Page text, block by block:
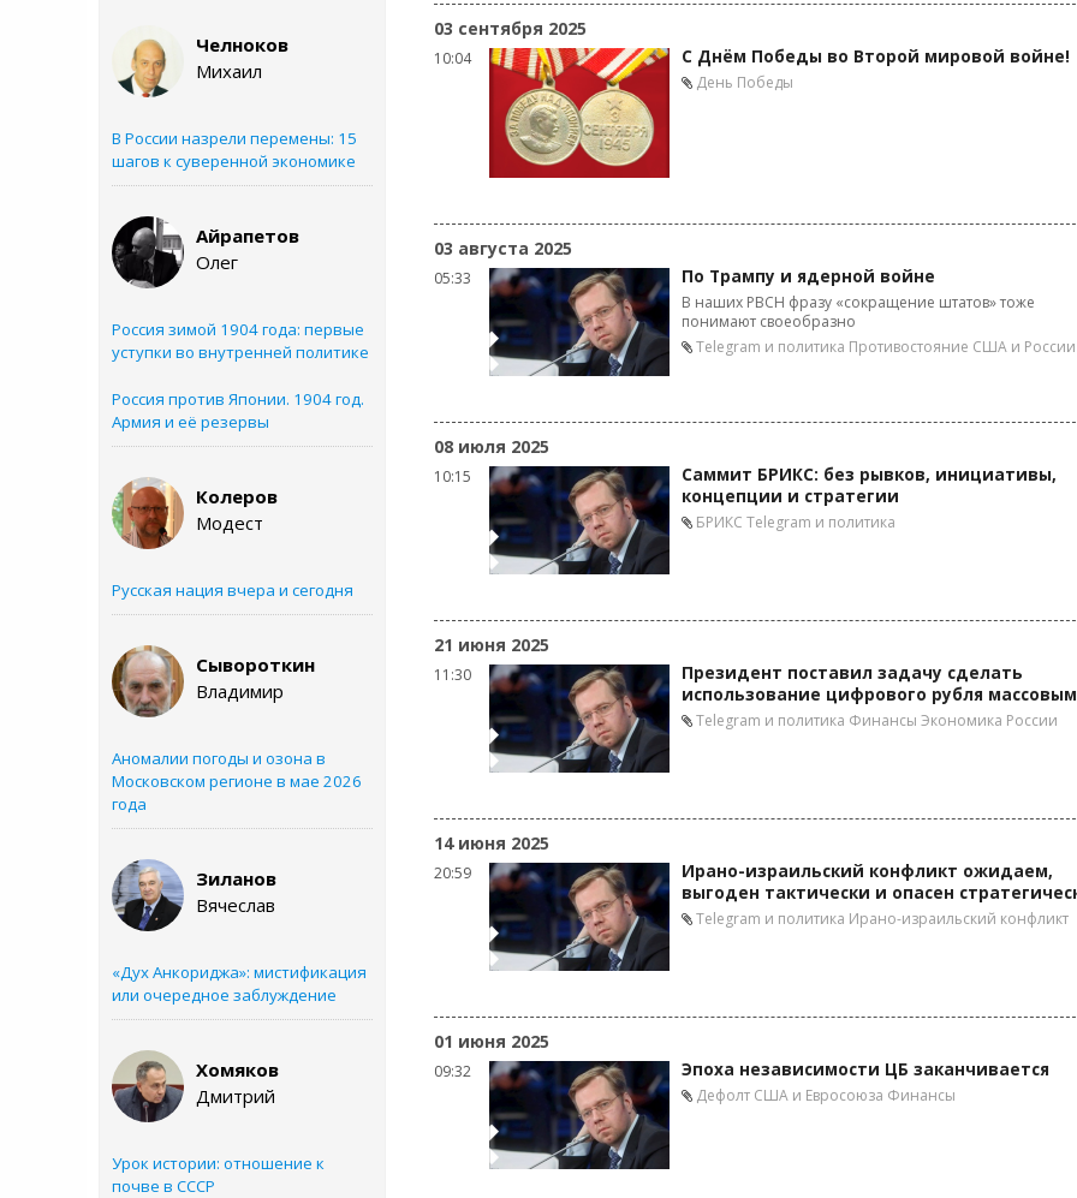
Челноков
Михаил
В России назрели перемены: 15
шагов к суверенной экономике
Айрапетов
Олег
Россия зимой 1904 года: первые
уступки во внутренней политике
Россия против Японии. 1904 год.
Армия и её резервы
Колеров
Модест
Русская нация вчера и сегодня
Сывороткин
Владимир
Аномалии погоды и озона в
Московском регионе в мае 2026
года
Зиланов
Вячеслав
«Дух Анкориджа»: мистификация
или очередное заблуждение
Хомяков
Дмитрий
Урок истории: отношение к
почве в СССР
03 сентября 2025
10:04 С Днём Победы во Второй мировой войне!
День Победы
03 августа 2025
05:33 По Трампу и ядерной войне
В наших РВСН фразу «сокращение штатов» тоже
понимают своеобразно
Telegram и политика Противостояние США и России
08 июля 2025
10:15
Саммит БРИКС: без рывков, инициативы,
концепции и стратегии
БРИКС Telegram и политика
21 июня 2025
11:30
Президент поставил задачу сделать
использование цифрового рубля массовым
Telegram и политика Финансы Экономика России
14 июня 2025
20:59
Ирано-израильский конфликт ожидаем,
выгоден тактически и опасен
Telegram и политика Ирано-израильский конфликт
01 июня 2025
09:32 Эпоха независимости ЦБ заканчивается
Дефолт США и Евросоюза Финансы